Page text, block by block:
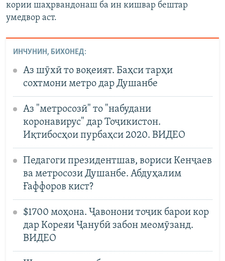
кории шаҳрвандонаш ба ин кишвар бештар
умедвор аст.
ИНЧУНИН, БИХОНЕД:
Аз шӯхӣ то воқеият. Баҳси тарҳи
сохтмони метро дар Душанбе
Аз "метросозӣ" то "набудани
коронавирус" дар Тоҷикистон.
Иқтибосҳои пурбаҳси 2020. ВИДЕО
Педагоги президентшав, вориси Кенҷаев
ва метросози Душанбе. Абдуҳалим
Ғаффоров кист?
$1700 моҳона. Ҷавонони тоҷик барои кор
дар Кореяи Ҷанубӣ забон меомӯзанд.
ВИДЕО